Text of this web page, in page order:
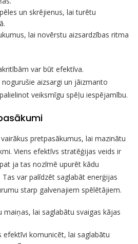
un skrējienus, lai turētu
lai novērstu aizsardzības ritma
var būt efektīva.
aizsargi un jāizmanto
veiksmīgu spēļu iespējamību.
pretpasākumus, lai mazinātu
Viens efektīvs stratēģijas veids ir
ja tas nozīmē upurēt kādu
var palīdzēt saglabāt enerģijas
starp galvenajiem spēlētājiem.
lai saglabātu svaigas kājas
efektīvi komunicēt, lai saglabātu